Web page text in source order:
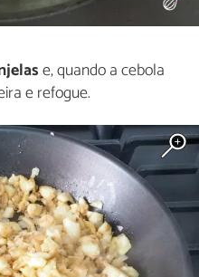
e, quando a cebola
e refogue.